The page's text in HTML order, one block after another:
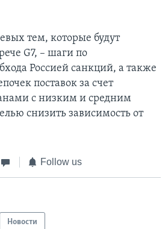
тем, которые будут
G7, – шаги по
Россией санкций, а также
поставок за счет
с низким и средним
снизить зависимость от
Follow us
Новости